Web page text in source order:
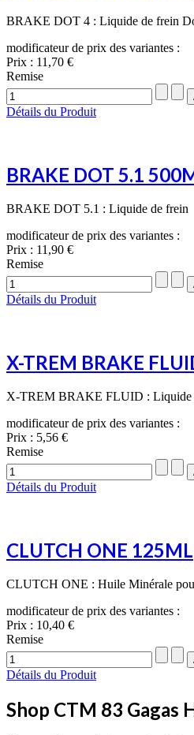
BRAKE DOT 4 : Liquide de frein
modificateur de prix des variantes :
Prix : 11,70 €
Remise
Détails du Produit
BRAKE DOT 5.1
BRAKE DOT 5.1 : Liquide de frein
modificateur de prix des variantes :
Prix : 11,90 €
Remise
Détails du Produit
X-TREM BRAKE
X-TREM BRAKE FLUID : Liquide
modificateur de prix des variantes :
Prix : 5,56 €
Remise
Détails du Produit
CLUTCH ONE 125ML
CLUTCH ONE : Huile Minérale
modificateur de prix des variantes :
Prix : 10,40 €
Remise
Détails du Produit
Shop CTM 83 Gagas